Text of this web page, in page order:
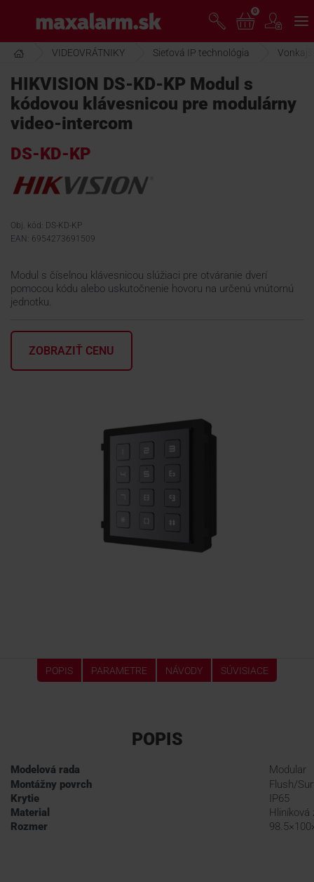
hlavnému
obsahu
www.maxalarm.sk
AKCIA MESIACA
PRODUKTY
PODPORA
KONTAKTY
0
VIDEOVRÁTNIKY Sieťová IP technológia
HIKVISION DS-KD-KP Modul s
kódovou klávesnicou pre modulárny
video-intercom
DS-KD-KP
Obj. kód: DS-KD-KP
EAN: 6954273691509
Modul s číselnou klávesnicou slúžiaci pre otváranie dverí
pomocou kódu alebo uskutočnenie hovoru na určenú vnútornú
jednotku.
ZOBRAZIŤ CENU
POPIS PARAMETRE NÁVODY SÚVISIACE
POPIS
Modelová rada
Modular
Montážny povrch
Flush/
Krytie
IP65
Material
Hliníková
Rozmer